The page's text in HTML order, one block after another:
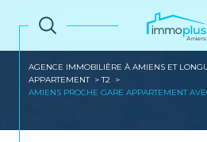
AGENCE IMMOBILIÈRE À AMIENS ET
APPARTEMENT
T2
AMIENS PROCHE GARE APPARTEMENT